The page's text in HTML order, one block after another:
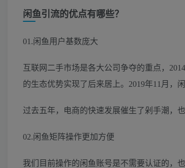
闲鱼引流的优点有哪些？
01.闲鱼用户基数庞大
互联网二手市场是各大公司争夺的重点，
的生态优势实现了后来居上。2019年11月，
过去五年，电商的快速发展催生了剁手潮，
02.闲鱼矩阵操作更加方便
我们目前操作的闲鱼账号是不需要认证的，